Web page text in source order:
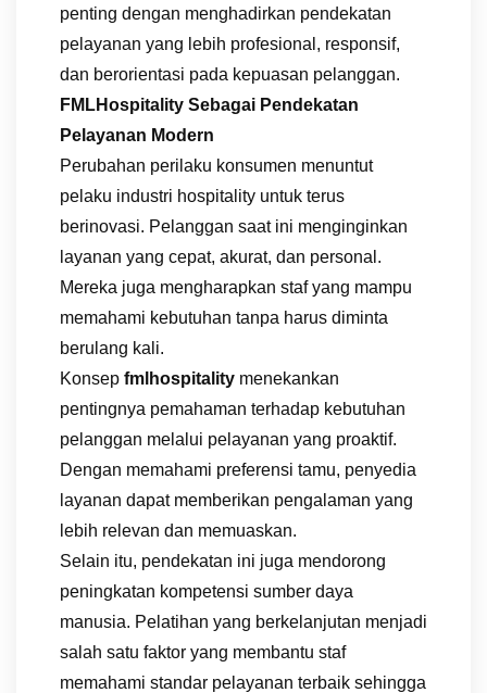
penting dengan menghadirkan pendekatan
pelayanan yang lebih profesional, responsif,
dan berorientasi pada kepuasan pelanggan.
FMLHospitality Sebagai Pendekatan
Pelayanan Modern
Perubahan perilaku konsumen menuntut
pelaku industri hospitality untuk terus
berinovasi. Pelanggan saat ini menginginkan
layanan yang cepat, akurat, dan personal.
Mereka juga mengharapkan staf yang mampu
memahami kebutuhan tanpa harus diminta
berulang kali.
Konsep fmlhospitality menekankan
pentingnya pemahaman terhadap kebutuhan
pelanggan melalui pelayanan yang proaktif.
Dengan memahami preferensi tamu, penyedia
layanan dapat memberikan pengalaman yang
lebih relevan dan memuaskan.
Selain itu, pendekatan ini juga mendorong
peningkatan kompetensi sumber daya
manusia. Pelatihan yang berkelanjutan menjadi
salah satu faktor yang membantu staf
memahami standar pelayanan terbaik sehingga